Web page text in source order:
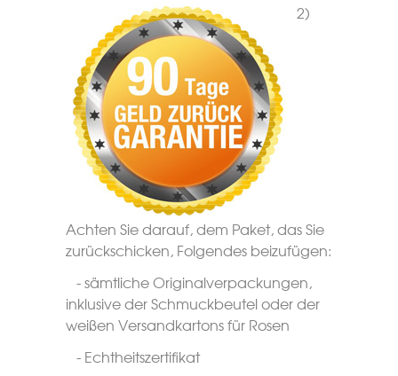
2)
Achten Sie darauf, dem Paket, das Sie
zurückschicken, Folgendes beizufügen:
- sämtliche Originalverpackungen,
inklusive der Schmuckbeutel oder der
weißen Versandkartons für Rosen
- Echtheitszertifikat